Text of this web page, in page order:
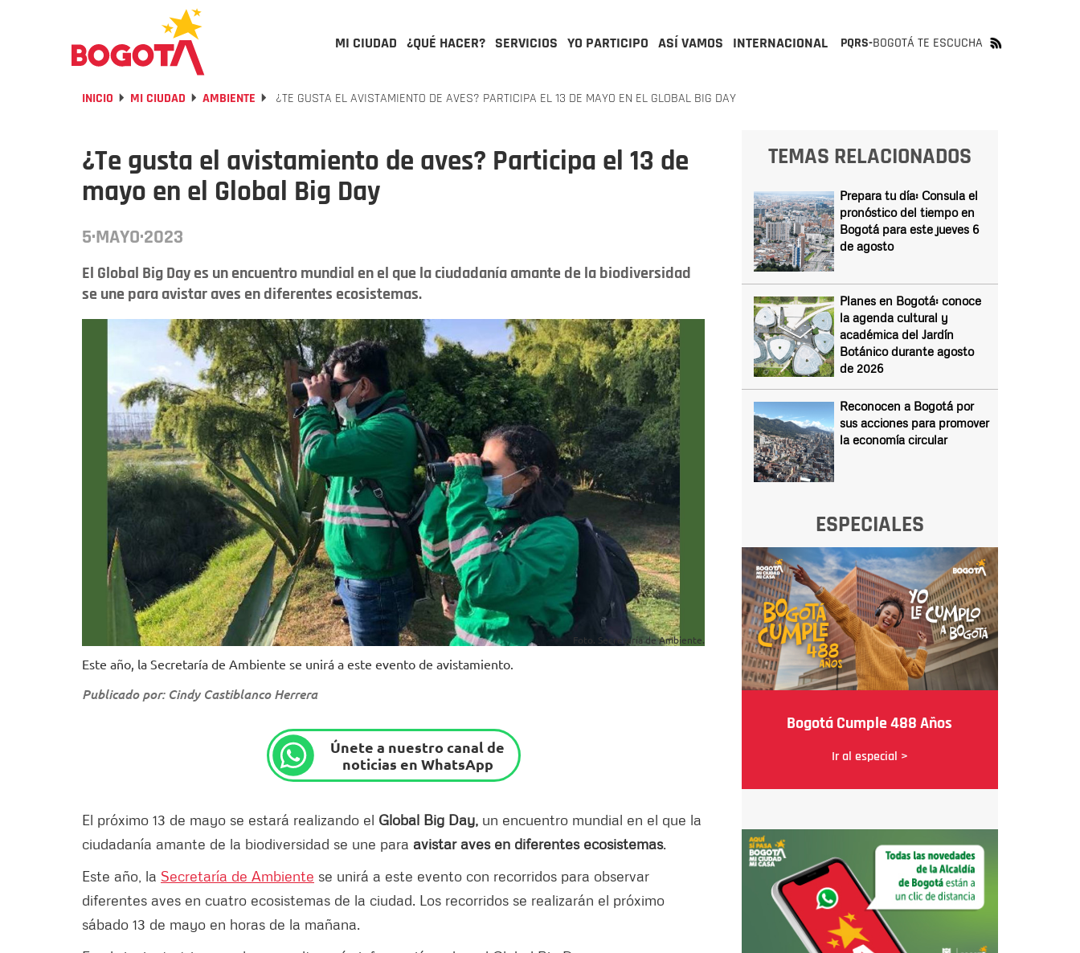
MI CIUDAD ¿QUÉ HACER? SERVICIOS YO PARTICIPO ASÍ VAMOS INTERNACIONAL PQRS-BOGOTÁ TE ESCUCHA
INICIO MI CIUDAD AMBIENTE ¿TE GUSTA EL AVISTAMIENTO DE AVES? PARTICIPA EL 13 DE MAYO EN EL GLOBAL BIG DAY
¿Te gusta el avistamiento de aves? Participa el 13 de
mayo en el Global Big Day
5·MAYO·2023
El Global Big Day es un encuentro mundial en el que la ciudadanía amante de la biodiversidad
se une para avistar aves en diferentes ecosistemas.
Foto. Secretaría de Ambiente.
Este año, la Secretaría de Ambiente se unirá a este evento de avistamiento.
Publicado por: Cindy Castiblanco Herrera
Únete a nuestro canal de
noticias en WhatsApp
El próximo 13 de mayo se estará realizando el Global Big Day, un encuentro mundial en el que la
ciudadanía amante de la biodiversidad se une para avistar aves en diferentes ecosistemas.
Este año, la Secretaría de Ambiente se unirá a este evento con recorridos para observar
diferentes aves en cuatro ecosistemas de la ciudad. Los recorridos se realizarán el próximo
sábado 13 de mayo en horas de la mañana.
TEMAS RELACIONADOS
Prepara tu día: Consula el
pronóstico del tiempo en
Bogotá para este jueves 6
de agosto
Planes en Bogotá: conoce
la agenda cultural y
académica del Jardín
Botánico durante agosto
de 2026
Reconocen a Bogotá por
sus acciones para promover
la economía circular
ESPECIALES
Bogotá Cumple 488 Años
Ir al especial >